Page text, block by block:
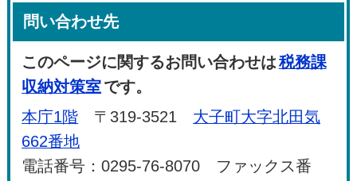
問い合わせ先
このページに関するお問い合わせは税務課
収納対策室です。
本庁1階 〒319-3521 大子町大字北田気
662番地
電話番号：0295-76-8070 ファックス番